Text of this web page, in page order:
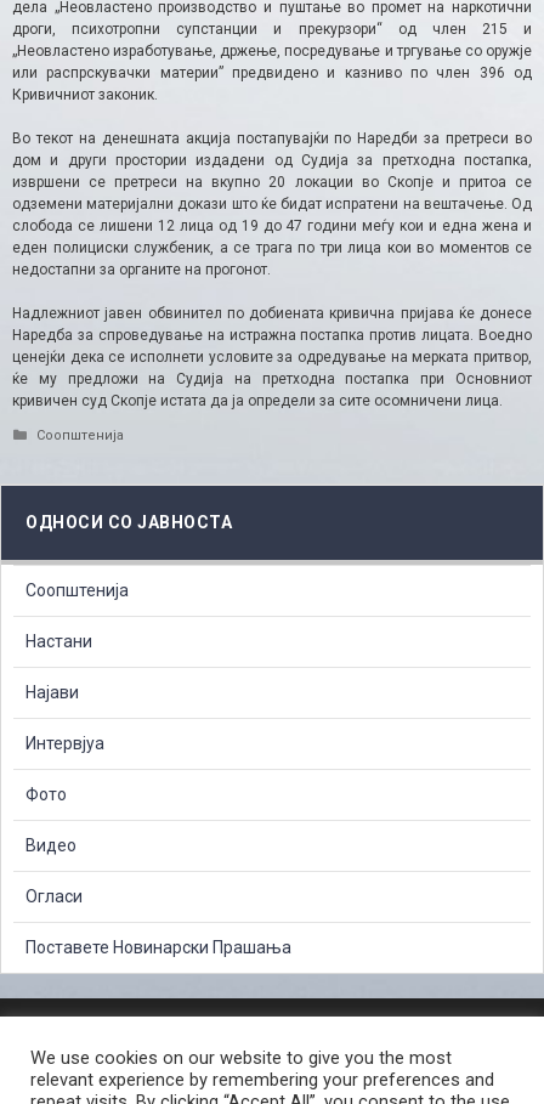
дела „Неовластено производство и пуштање во промет на наркотични
дроги, психотропни супстанции и прекурзори“ од член 215 и
„Неовластено изработување, држење, посредување и тргување со оружје
или распрскувачки материи” предвидено и казниво по член 396 од
Кривичниот законик.
Во текот на денешната акција постапувајќи по Наредби за претреси во
дом и други простории издадени од Судија за претходна постапка,
извршени се претреси на вкупно 20 локации во Скопје и притоа се
одземени материјални докази што ќе бидат испратени на вештачење. Од
слобода се лишени 12 лица од 19 до 47 години меѓу кои и една жена и
еден полициски службеник, а се трага по три лица кои во моментов се
недостапни за органите на прогонот.
Надлежниот јавен обвинител по добиената кривична пријава ќе донесе
Наредба за спроведување на истражна постапка против лицата. Воедно
ценејќи дека се исполнети условите за одредување на мерката притвор,
ќе му предложи на Судија на претходна постапка при Основниот
кривичен суд Скопје истата да ја определи за сите осомничени лица.
Categories
Соопштенија
ОДНОСИ СО ЈАВНОСТА
Соопштенија
Настани
Најави
Интервјуа
Фото
Видео
Огласи
Поставете Новинарски Прашања
СЛОБОДЕН ПРИСТАП ДО ИНФОРМАЦИИ ОД ЈАВЕН КАРАКТЕР
ПОСТАПКА ЗА ПРИЈАВА НА КРИВИЧНО ДЕЛО
КОРИСНИ ЛИНКОВИ
We use cookies on our website to give you the most
relevant experience by remembering your preferences and